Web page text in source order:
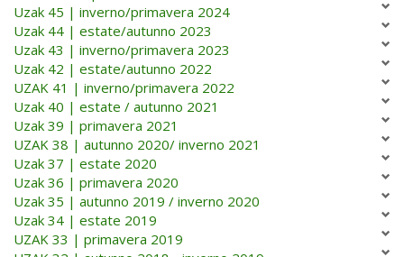
Uzak 45 | inverno/primavera 2024
Uzak 44 | estate/autunno 2023
Uzak 43 | inverno/primavera 2023
Uzak 42 | estate/autunno 2022
UZAK 41 | inverno/primavera 2022
Uzak 40 | estate / autunno 2021
Uzak 39 | primavera 2021
UZAK 38 | autunno 2020/ inverno 2021
Uzak 37 | estate 2020
Uzak 36 | primavera 2020
Uzak 35 | autunno 2019 / inverno 2020
Uzak 34 | estate 2019
UZAK 33 | primavera 2019